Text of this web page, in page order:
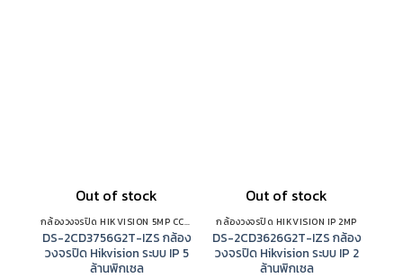
Out of stock
กล้องวงจรปิด HIKVISION 5MP CCTV IP CAMERA
DS-2CD3756G2T-IZS กล้อง
วงจรปิด Hikvision ระบบ IP 5
ล้านพิกเซล
Out of stock
กล้องวงจรปิด HIKVISION IP 2MP
DS-2CD3626G2T-IZS กล้อง
วงจรปิด Hikvision ระบบ IP 2
ล้านพิกเซล